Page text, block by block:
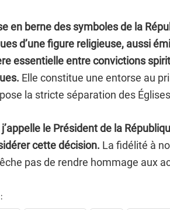
en berne des symboles de la
d’une figure religieuse, aussi
essentielle entre convictions
Elle constitue une entorse au
la stricte séparation des
le Président de la
cette décision. La fidélité à
pas de rendre hommage aux